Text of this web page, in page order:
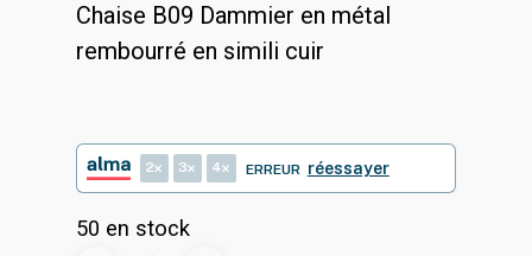
Chaise B09 Dammier en métal
rembourré en simili cuir
2 3 4 ERREUR réessayer
50 en stock